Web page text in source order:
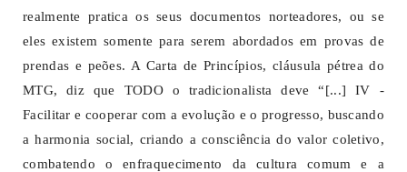
realmente pratica os seus documentos norteadores, ou se
eles existem somente para serem abordados em provas de
prendas e peões. A Carta de Princípios, cláusula pétrea do
MTG, diz que TODO o tradicionalista deve “[...] IV -
Facilitar e cooperar com a evolução e o progresso, buscando
a harmonia social, criando a consciência do valor coletivo,
combatendo o enfraquecimento da cultura comum e a